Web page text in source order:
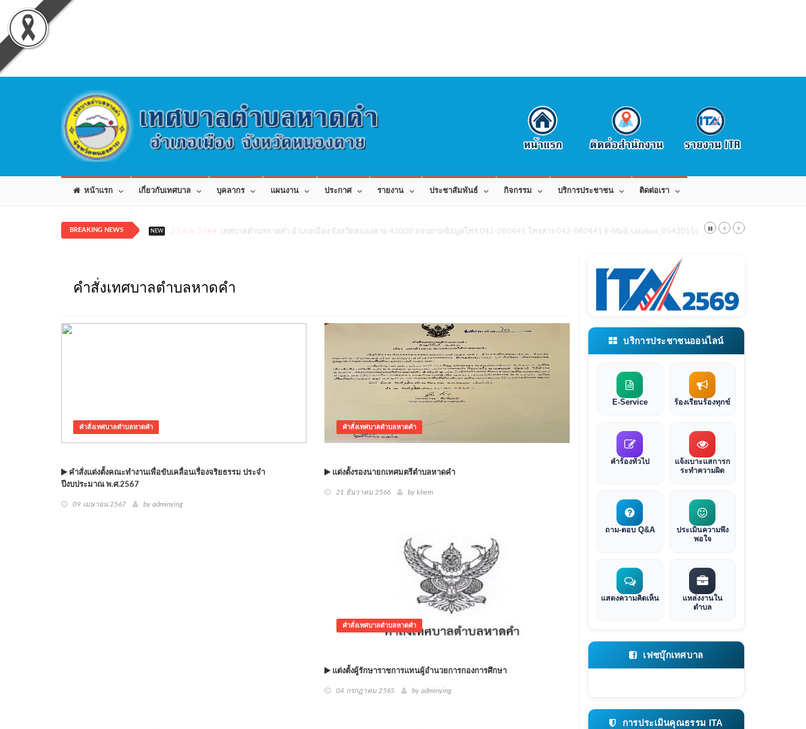
หน้าแรก เกี่ยวกับเทศบาล บุคลากร แผนงาน ประกาศ รายงาน ประชาสัมพันธ์ กิจกรรม บริการประชาชน ติดต่อเรา
BREAKING NEWS NEW 23 ก.ค. 2564 เทศบาลตำบลหาดคำ อำเภอเมือง จังหวัดหนองคาย 43000 สอบถามข้อมูลโทร 042-080441 โทรสาร 042-080441 E-Mail: saraban_0543015@dla.go.th
คำสั่งเทศบาลตำบลหาดคำ
คำสั่งเทศบาลตำบลหาดคำ
คำสั่งแต่งตั้งคณะทำงานเพื่อขับเคลื่อนเรื่องจริยธรรม ประจำ
ปีงบประมาณ พ.ศ.2567
09 เมษายน 2567 by adminying
คำสั่งเทศบาลตำบลหาดคำ
แต่งตั้งรองนายกเทศมตรีตำบลหาดคำ
21 ธันวาคม 2566 by khem
คำสั่งเทศบาลตำบลหาดคำ
แต่งตั้งผู้รักษาราชการแทนผู้อำนวยการกองการศึกษา
04 กรกฎาคม 2565 by adminying
บริการประชาชนออนไลน์
E-Service ร้องเรียนร้องทุกข์
คำร้องทั่วไป
แจ้งเบาะแสการก
ระทำความผิด
ถาม-ตอบ Q&A
ประเมินความพึง
พอใจ
แสดงความคิดเห็น
แหล่งงานใน
ตำบล
เฟซบุ๊กเทศบาล
การประเมินคุณธรรม ITA